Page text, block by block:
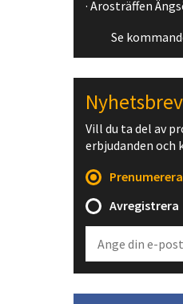
· Arosträffen
Se
Nyhetsbrev
Vill du ta del av
erbjudanden och
Prenumerera
Avregistrera